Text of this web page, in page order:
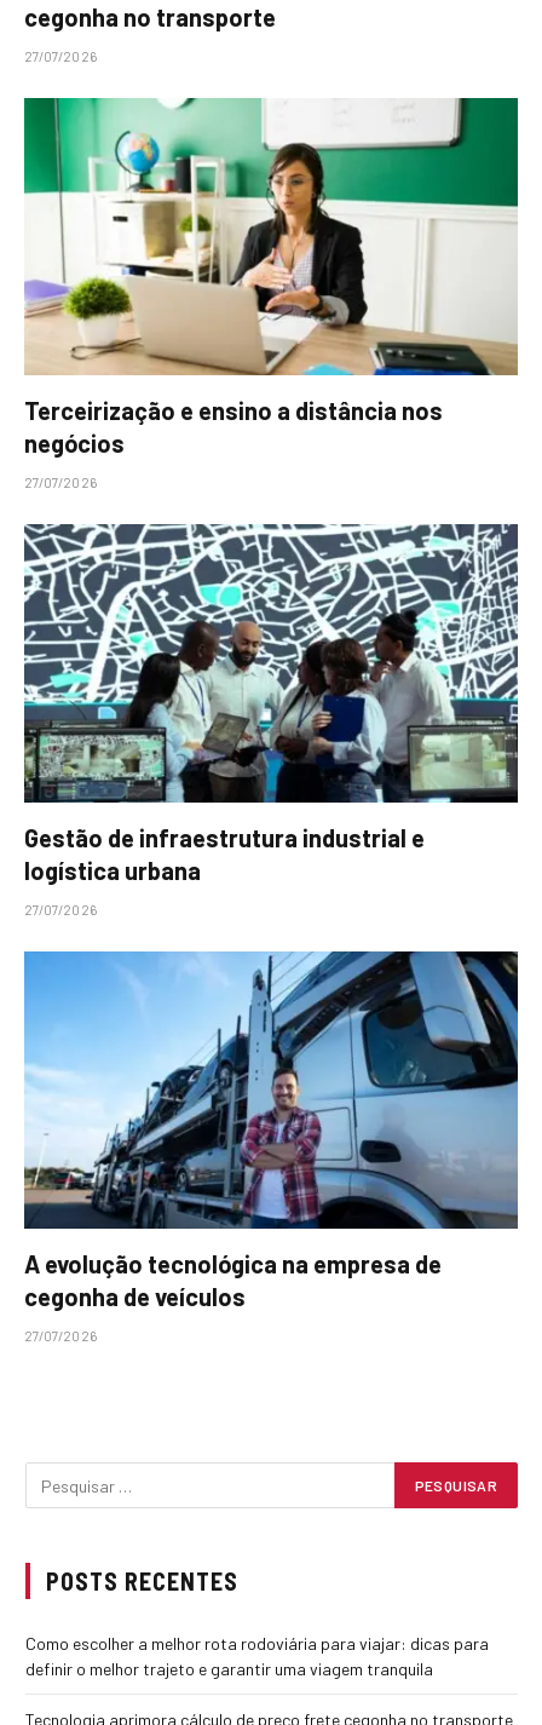
cegonha no transporte
27/07/2026
Terceirização e ensino a distância nos
negócios
27/07/2026
Gestão de infraestrutura industrial e
logística urbana
27/07/2026
A evolução tecnológica na empresa de
cegonha de veículos
27/07/2026
POSTS RECENTES
Como escolher a melhor rota rodoviária para viajar: dicas para
definir o melhor trajeto e garantir uma viagem tranquila
Tecnologia aprimora cálculo de preço frete cegonha no transporte